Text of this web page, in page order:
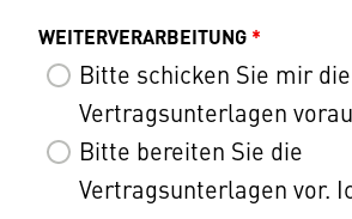
WEITERVERARBEITUNG *
Bitte schicken Sie mir die
Vertragsunterlagen
Bitte bereiten Sie die
Vertragsunterlagen vor.